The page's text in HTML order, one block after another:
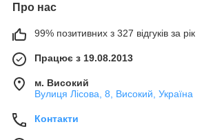
Про нас
99% позитивних з 327 відгуків за рік
Працює з 19.08.2013
м. Високий
Вулиця Лісова, 8, Високий, Україна
Контакти